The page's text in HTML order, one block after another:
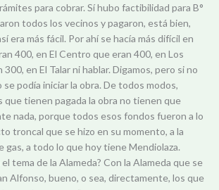
para cobrar. Sí hubo factibilidad para B°
todos los vecinos y pagaron, está bien,
era más fácil. Por ahí se hacía más difícil en
400, en El Centro que eran 400, en Los
en El Talar ni hablar. Digamos, pero si no
se podía iniciar la obra. De todos modos,
que tienen pagada la obra no tienen que
nada, porque todos esos fondos fueron a lo
troncal que se hizo en su momento, a la
gas, a todo lo que hoy tiene Mendiolaza.
tema de la Alameda? Con la Alameda que se
Alfonso, bueno, o sea, directamente, los que